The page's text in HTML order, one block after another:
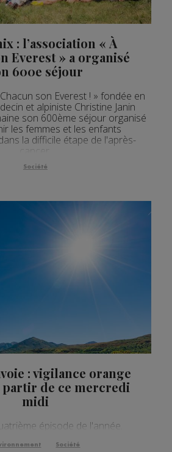
: l’association « À
Everest » a organisé
600e séjour
son Everest ! » fondée en
et alpiniste Christine Janin
son 600ème séjour organisé
les femmes et les enfants
la difficile étape de l'après-
Société
: vigilance orange
partir de ce mercredi
midi
épisode de l'année.
Société